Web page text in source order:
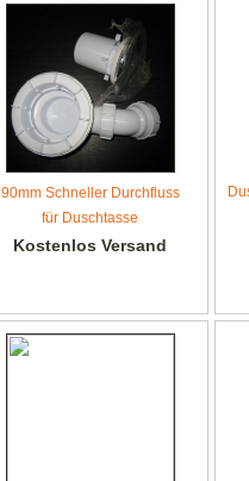
90mm Schneller Durchfluss
für Duschtasse
Kostenlos Versand